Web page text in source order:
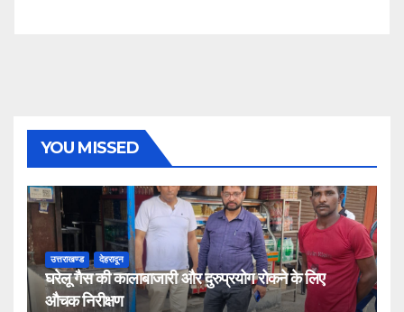
YOU MISSED
उत्तराखण्ड देहरादून
घरेलू गैस की कालाबाजारी और दुरुप्रयोग रोकने के लिए
औचक निरीक्षण